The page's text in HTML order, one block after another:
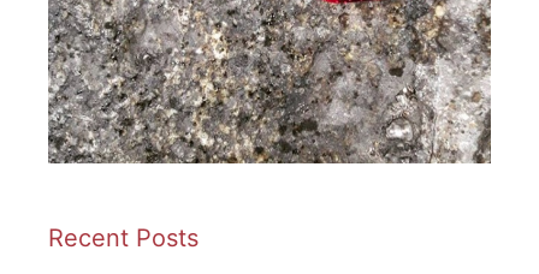
Recent Posts